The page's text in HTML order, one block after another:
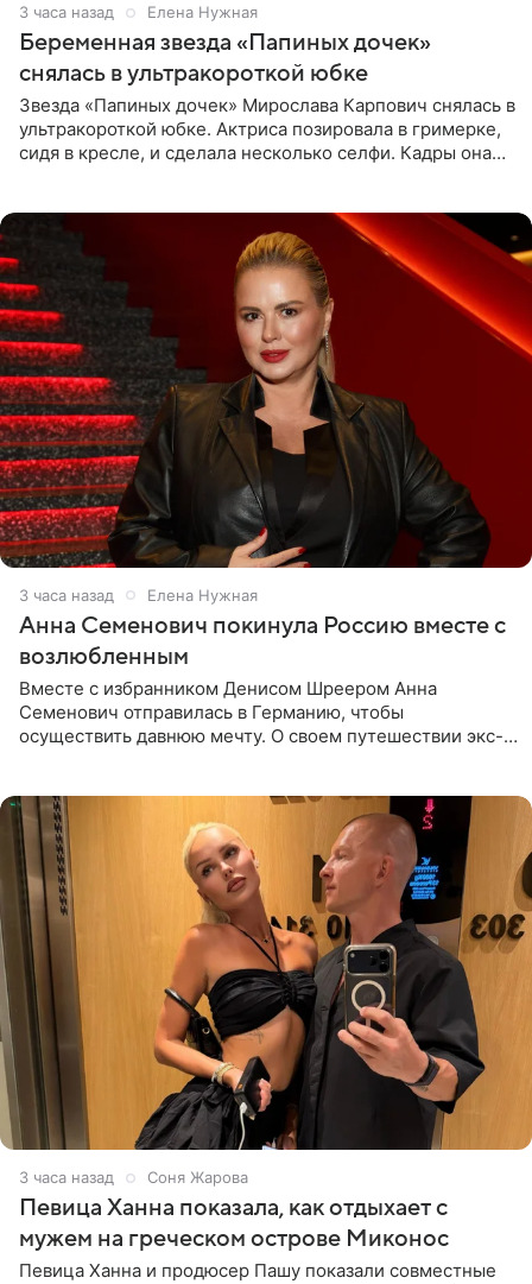
3 часа назад Елена Нужная
Беременная звезда «Папиных дочек»
снялась в ультракороткой юбке
Звезда «Папиных дочек» Мирослава Карпович снялась в
ультракороткой юбке. Актриса позировала в гримерке,
сидя в кресле, и сделала несколько селфи. Кадры она
3 часа назад Елена Нужная
Анна Семенович покинула Россию вместе с
возлюбленным
Вместе с избранником Денисом Шреером Анна
Семенович отправилась в Германию, чтобы
осуществить давнюю мечту. О своем путешествии экс-
3 часа назад Соня Жарова
Певица Ханна показала, как отдыхает с
мужем на греческом острове Миконос
Певица Ханна и продюсер Пашу показали совместные